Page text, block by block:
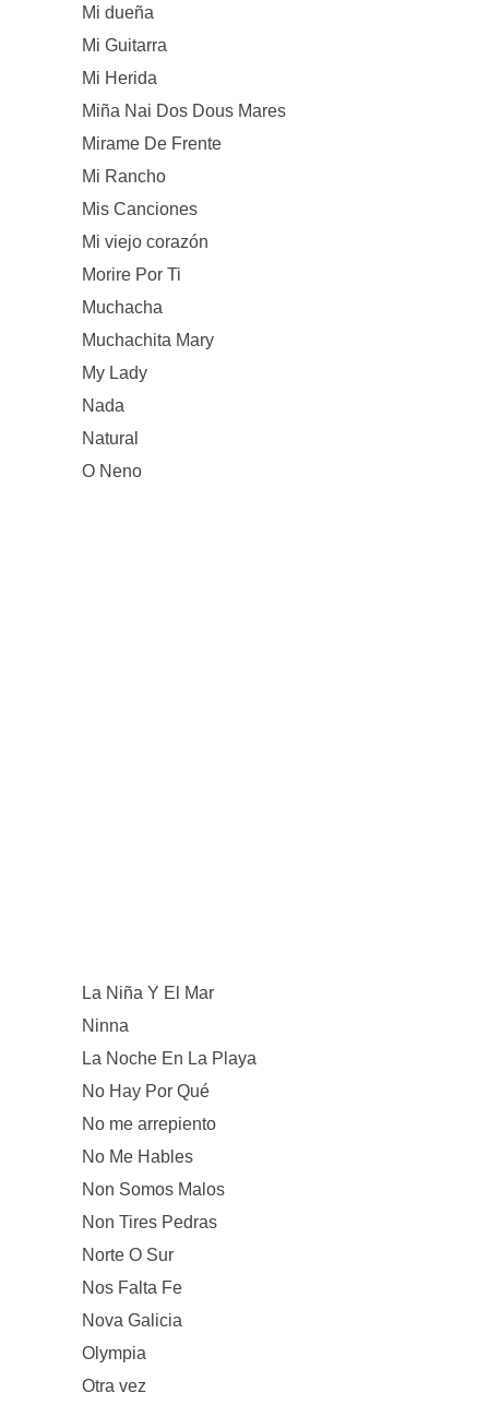
Mi dueña
Mi Guitarra
Mi Herida
Miña Nai Dos Dous Mares
Mirame De Frente
Mi Rancho
Mis Canciones
Mi viejo corazón
Morire Por Ti
Muchacha
Muchachita Mary
My Lady
Nada
Natural
O Neno
La Niña Y El Mar
Ninna
La Noche En La Playa
No Hay Por Qué
No me arrepiento
No Me Hables
Non Somos Malos
Non Tires Pedras
Norte O Sur
Nos Falta Fe
Nova Galicia
Olympia
Otra vez